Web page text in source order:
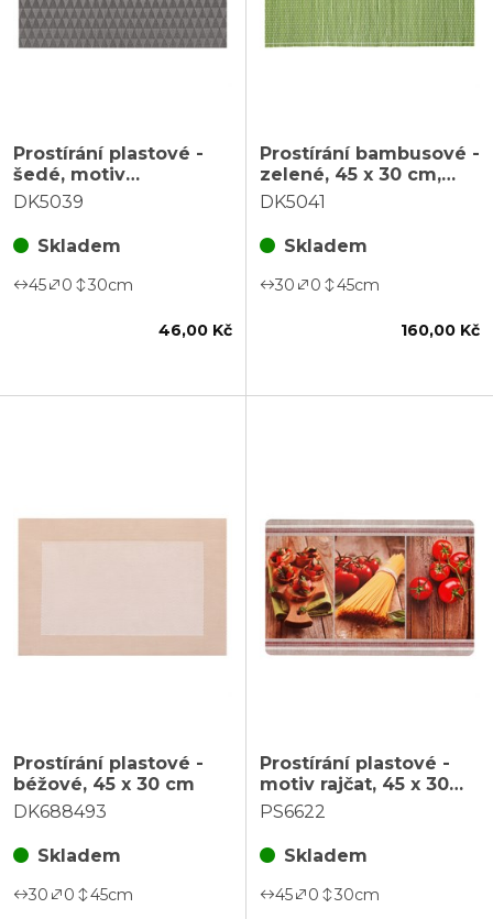
Prostírání plastové -
šedé, motiv
trojúhelníků, 45 x 30
DK5039
Skladem
45 0 30cm
46,00 Kč
Prostírání bambusové -
zelené, 45 x 30 cm,
cena za sadu 4 ks
DK5041
Skladem
30 0 45cm
160,00 Kč
Prostírání plastové -
béžové, 45 x 30 cm
DK688493
Skladem
30 0 45cm
Prostírání plastové -
motiv rajčat, 45 x 30
cm
PS6622
Skladem
45 0 30cm